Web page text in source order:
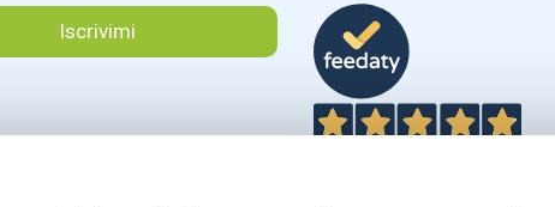
Iscrivimi